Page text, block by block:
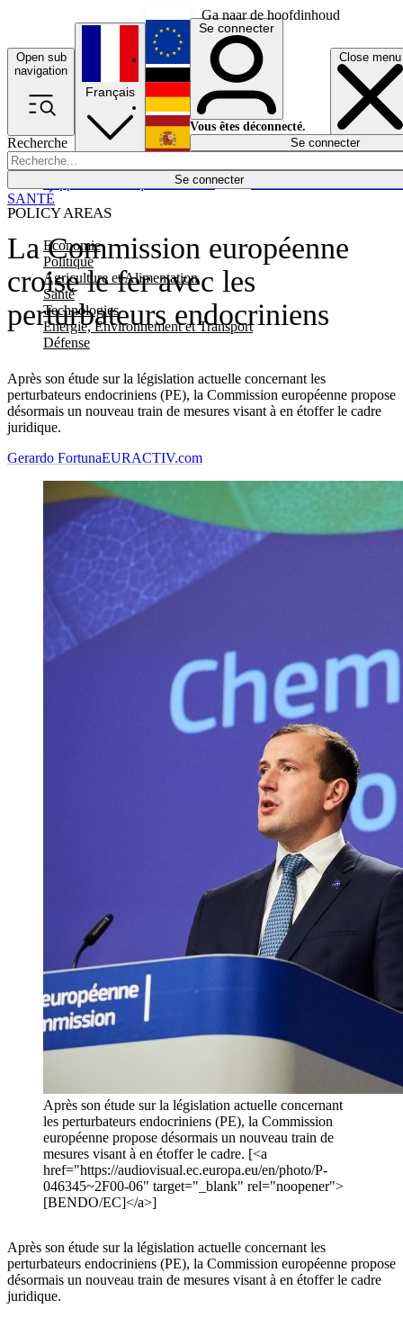
Ga naar de hoofdinhoud
Open sub
navigation
Close menu
Recherche
Se connecter
POLICY AREAS
Economie
Politique
Agriculture et Alimentation
Santé
Technologies
Energie, Environnement et Transport
Défense
Économie
Français
English
Deutsch
Español
Se connecter
Vous êtes déconnecté.
Se connecter
La Commission européenne
croise le fer avec les
perturbateurs endocriniens
Après son étude sur la législation actuelle concernant les
perturbateurs endocriniens (PE), la Commission européenne propose
désormais un nouveau train de mesures visant à en étoffer le cadre
juridique.
SANTÉ
Gerardo FortunaEURACTIV.com
Après son étude sur la législation actuelle concernant
les perturbateurs endocriniens (PE), la Commission
européenne propose désormais un nouveau train de
mesures visant à en étoffer le cadre. [<a
href="https://audiovisual.ec.europa.eu/en/photo/P-
046345~2F00-06" target="_blank" rel="noopener">
[BENDO/EC]</a>]
Après son étude sur la législation actuelle concernant les
perturbateurs endocriniens (PE), la Commission européenne propose
désormais un nouveau train de mesures visant à en étoffer le cadre
juridique.